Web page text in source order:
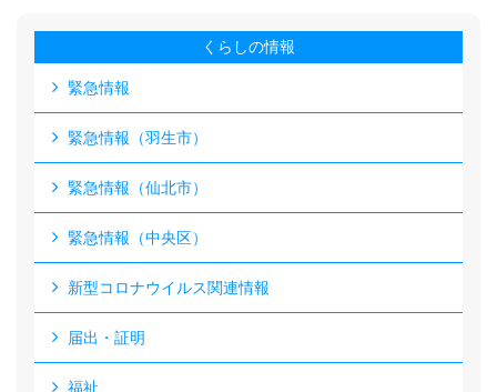
くらしの情報
緊急情報
緊急情報（羽生市）
緊急情報（仙北市）
緊急情報（中央区）
新型コロナウイルス関連情報
届出・証明
福祉